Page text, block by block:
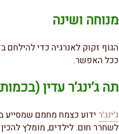
מנוחה ושינה
הגוף זקוק לאנרגיה כדי להילחם
ככל האפשר.
תה ג’ינג’ר עדין
ג’ינג’ר ידוע כצמח מחמם שמסייע
לשחרר חום. לילדים, מומלץ